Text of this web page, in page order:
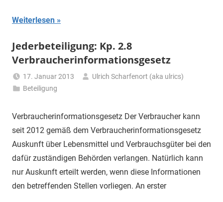
Weiterlesen
Jederbeteiligung: Kp. 2.8
Verbraucherinformationsgesetz
17. Januar 2013
Ulrich Scharfenort (aka ulrics)
Beteiligung
Verbraucherinformationsgesetz Der Verbraucher kann
seit 2012 gemäß dem Verbraucherinformationsgesetz
Auskunft über Lebensmittel und Verbrauchsgüter bei den
dafür zuständigen Behörden verlangen. Natürlich kann
nur Auskunft erteilt werden, wenn diese Informationen
den betreffenden Stellen vorliegen. An erster